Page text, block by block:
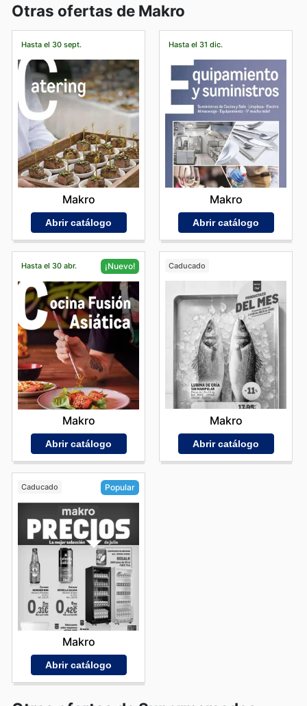
Otras ofertas de Makro
Hasta el 30 sept.
Makro
Abrir catálogo
Hasta el 31 dic.
Makro
Abrir catálogo
Hasta el 30 abr. ¡Nuevo!
Makro
Abrir catálogo
Caducado
Makro
Abrir catálogo
Caducado Popular
Makro
Abrir catálogo